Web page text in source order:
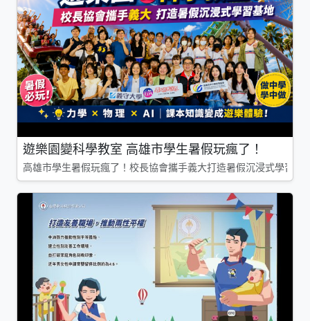
遊樂園變科學教室 高雄市學生暑假玩瘋了！
高雄市學生暑假玩瘋了！校長協會攜手義大打造暑假沉浸式學習基